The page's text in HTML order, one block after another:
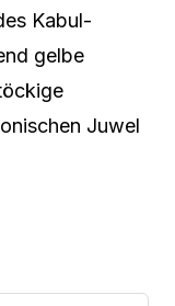
Kabul-
gelbe
Juwel